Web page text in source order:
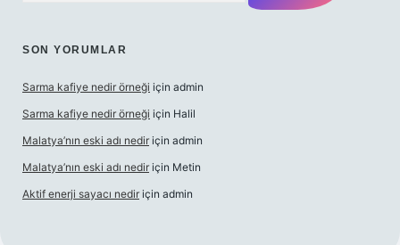
SON YORUMLAR
Sarma kafiye nedir örneği için admin
Sarma kafiye nedir örneği için Halil
Malatya’nın eski adı nedir için admin
Malatya’nın eski adı nedir için Metin
Aktif enerji sayacı nedir için admin